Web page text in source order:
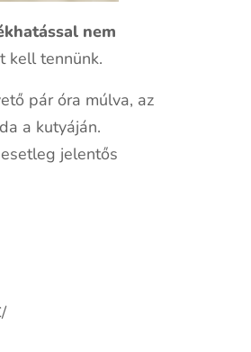
nem
kell tennünk.
pár óra múlva, az
a kutyáján.
jelentős